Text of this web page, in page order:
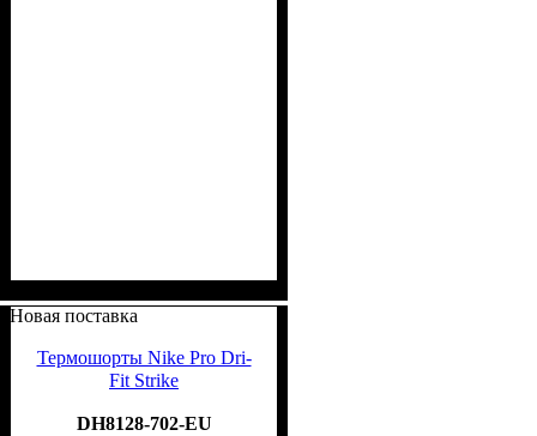
Новая поставка
Термошорты Nike Pro Dri-
Fit Strike
DH8128-702-EU